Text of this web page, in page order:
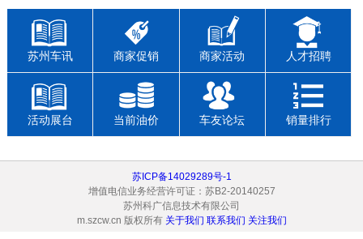
苏州车讯 商家促销 商家活动 人才招聘
活动展台 当前油价 车友论坛 销量排行
苏ICP备14029289号-1
增值电信业务经营许可证：苏B2-20140257
苏州科广信息技术有限公司
m.szcw.cn 版权所有 关于我们 联系我们 关注我们